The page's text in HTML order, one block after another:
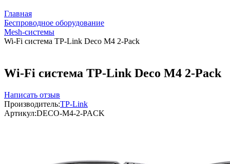
Главная
Беспроводное оборудование
Mesh-системы
Wi-Fi система TP-Link Deco M4 2-Pack
Wi-Fi система TP-Link Deco M4 2-Pack
Написать отзыв
Производитель:TP-Link
Артикул:DECO-M4-2-PACK